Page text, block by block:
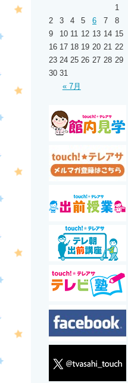
1
2
3 4 5 6 7
8
9
10 11 12 13 14 15
16 17 18 19 20 21 22
23 24 25 26 27 28 29
30 31
« 7月